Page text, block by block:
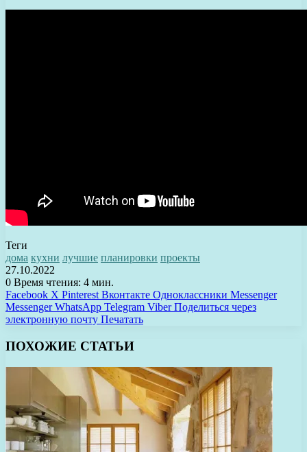
Теги
дома кухни лучшие планировки проекты
27.10.2022
0 Время чтения: 4 мин.
Facebook X Pinterest Вконтакте Одноклассники Messenger
Messenger WhatsApp Telegram Viber Поделиться через
электронную почту Печатать
ПОХОЖИЕ СТАТЬИ